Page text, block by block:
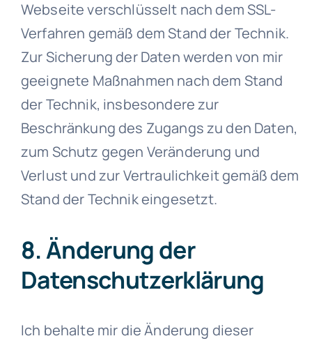
Webseite verschlüsselt nach dem SSL-
Verfahren gemäß dem Stand der Technik.
Zur Sicherung der Daten werden von mir
geeignete Maßnahmen nach dem Stand
der Technik, insbesondere zur
Beschränkung des Zugangs zu den Daten,
zum Schutz gegen Veränderung und
Verlust und zur Vertraulichkeit gemäß dem
Stand der Technik eingesetzt.
8. Änderung der
Datenschutzerklärung
Ich behalte mir die Änderung dieser